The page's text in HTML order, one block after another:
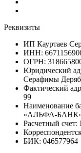
Реквизиты
ИП Кауртаев
ИНН:
ОГРН:
Юридический
Серафимы
Фактический
99
Наименование
«АЛЬФА-БАНК»
Расчетный
БИК: 046577964